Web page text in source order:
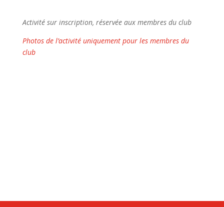
Activité sur inscription, réservée aux membres du club
Photos de l’activité uniquement pour les membres du
club